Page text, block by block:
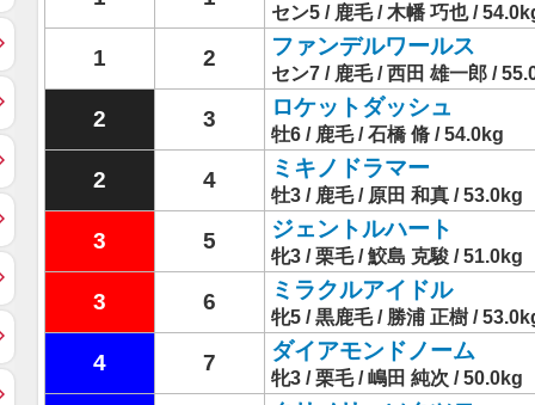
セン5 / 鹿毛 / 木幡 巧也 /
1 2 ファンデルワールス
セン7 / 鹿毛 / 西田 雄一郎 /
2 3 ロケットダッシュ
牡6 / 鹿毛 / 石橋 脩 / 54.0kg
2 4 ミキノドラマー
牡3 / 鹿毛 / 原田 和真 / 53.0kg
3 5 ジェントルハート
牝3 / 栗毛 / 鮫島 克駿 / 51.0kg
3 6 ミラクルアイドル
牝5 / 黒鹿毛 / 勝浦 正樹 /
4 7 ダイアモンドノーム
牝3 / 栗毛 / 嶋田 純次 / 50.0kg